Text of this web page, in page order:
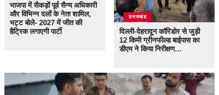
भाजपा में सैकड़ों पूर्व सैन्य अधिकारी
और विभिन्न दलों के नेता शामिल,
भट्ट बोले- 2027 में जीत की
हैट्रिक लगाएगी पार्टी
उत्तराखंड
दिल्ली-देहरादून कॉरिडोर से जुड़ी
12 किमी ग्रीनफील्ड बाईपास का
डीएम ने किया निरीक्षण…